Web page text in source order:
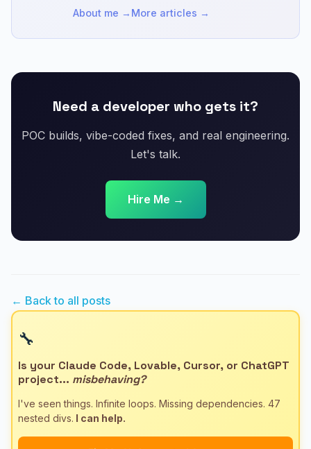
About me → More articles →
Need a developer who gets it?
POC builds, vibe-coded fixes, and real engineering.
Let's talk.
Hire Me →
← Back to all posts
🔧
Is your Claude Code, Lovable, Cursor, or ChatGPT
project... misbehaving?
I've seen things. Infinite loops. Missing dependencies. 47
nested divs. I can help.